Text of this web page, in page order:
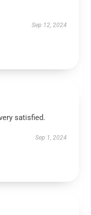
Sep 12, 2024
satisfied.
Sep 1, 2024